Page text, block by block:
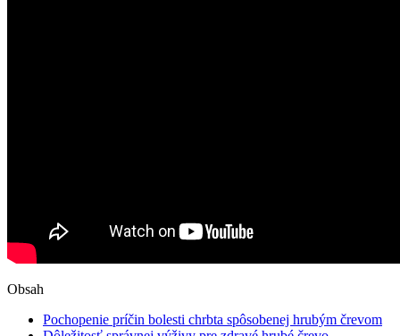
Obsah
Pochopenie príčin bolesti chrbta spôsobenej hrubým črevom